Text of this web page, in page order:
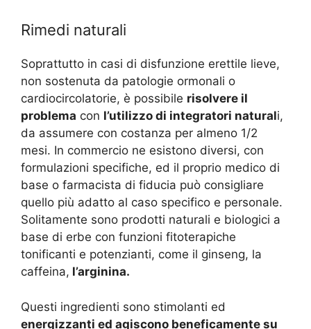
Rimedi naturali
Soprattutto in casi di disfunzione erettile lieve,
non sostenuta da patologie ormonali o
cardiocircolatorie, è possibile risolvere il
problema con l’utilizzo di integratori naturali,
da assumere con costanza per almeno 1/2
mesi. In commercio ne esistono diversi, con
formulazioni specifiche, ed il proprio medico di
base o farmacista di fiducia può consigliare
quello più adatto al caso specifico e personale.
Solitamente sono prodotti naturali e biologici a
base di erbe con funzioni fitoterapiche
tonificanti e potenzianti, come il ginseng, la
caffeina, l’arginina.
Questi ingredienti sono stimolanti ed
energizzanti ed agiscono beneficamente su